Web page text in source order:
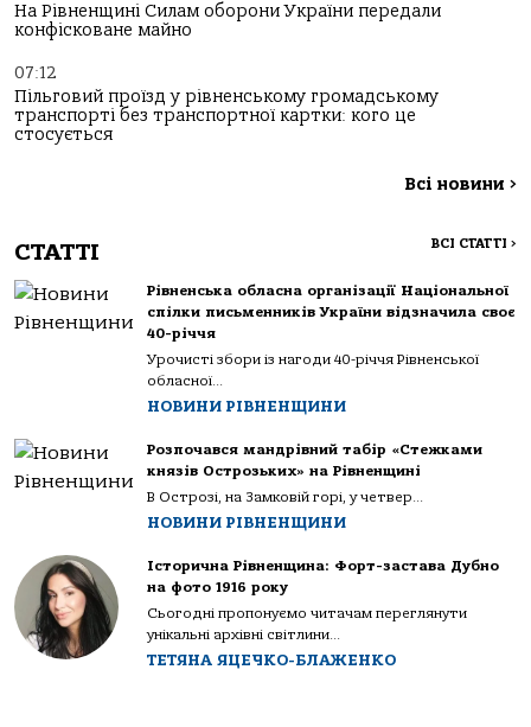
На Рівненщині Силам оборони України передали
конфісковане майно
07:12
Пільговий проїзд у рівненському громадському
транспорті без транспортної картки: кого це
стосується
Всі новини >
СТАТТІ ВСІ СТАТТІ >
Рівненська обласна організації Національної
спілки письменників України відзначила своє
40-річчя
Урочисті збори із нагоди 40-річчя Рівненської
обласної...
НОВИНИ РІВНЕНЩИНИ
Розпочався мандрівний табір «Стежками
князів Острозьких» на Рівненщині
В Острозі, на Замковій горі, у четвер...
НОВИНИ РІВНЕНЩИНИ
Історична Рівненщина: Форт-застава Дубно
на фото 1916 року
Сьогодні пропонуємо читачам переглянути
унікальні архівні світлини...
ТЕТЯНА ЯЦЕЧКО-БЛАЖЕНКО